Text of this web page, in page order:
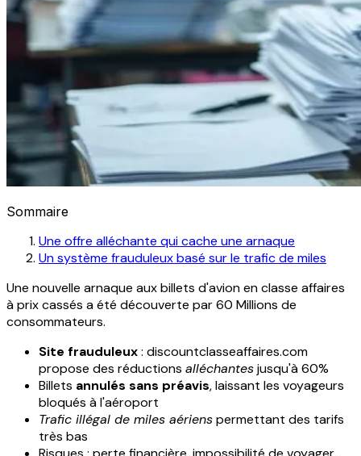
Sommaire
Une offre alléchante qui cache une arnaque
Un système frauduleux basé sur le trafic de miles
Une nouvelle arnaque aux billets d'avion en classe affaires
à prix cassés a été découverte par 60 Millions de
consommateurs.
Site frauduleux: discountclasseaffaires.com
propose des réductions alléchantesjusqu'à 60%
Billets annulés sans préavis, laissant les voyageurs
bloqués à l'aéroport
Trafic illégal de miles aérienspermettant des tarifs
très bas